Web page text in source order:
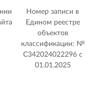
Номер записи в
Едином реестре
объектов
классификации: №
С342024022296 c
01.01.2025